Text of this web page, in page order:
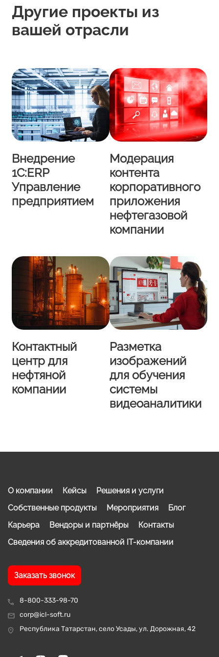
Другие проекты из
вашей отрасли
Внедрение
1С:ERP
Управление
предприятием
Модерация
контента
корпоративного
приложения
нефтегазовой
компании
Контактный
центр для
нефтяной
компании
Разметка
изображений
для обучения
системы
видеоаналитики
8-800-333-98-70
corp@icl-soft.ru
Республика Татарстан, село Усады, ул. Дорожная, 42
О компании Кейсы
Решения и услуги
Собственные продукты
Мероприятия
Блог
Карьера
Вендоры и партнёры
Контакты
Сведения об аккредитованной IT-компании
Заказать звонок